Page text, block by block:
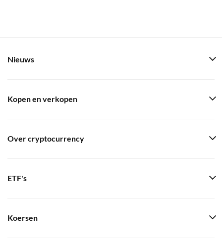
Nieuws
Kopen en verkopen
Over cryptocurrency
ETF's
Koersen